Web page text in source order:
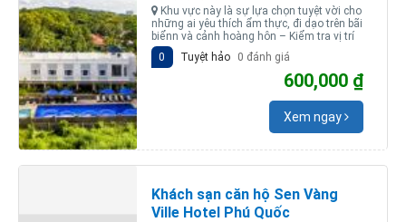
Khu vực này là sự lựa chọn tuyệt vời cho
những ai yêu thích ẩm thực, đi dạo trên bãi
biểnn và cảnh hoàng hôn – Kiểm tra vị trí
Tuyệt hảo
0 đánh giá
0
600,000 ₫
Xem ngay
Khách sạn căn hộ Sen Vàng
Ville Hotel Phú Quốc